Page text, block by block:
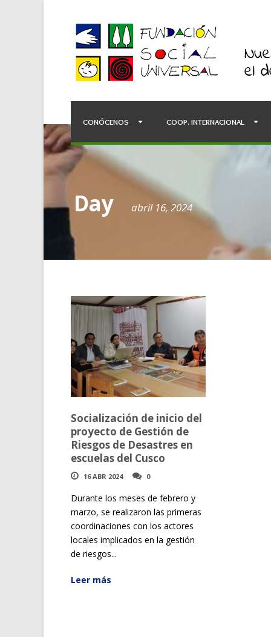
CONÓCENOS COOP. INTERNACIONAL
Day abril 16, 2024
Socialización de inicio del
proyecto de Gestión de
Riesgos de Desastres en
escuelas del Cusco
16 ABR 2024 0
Durante los meses de febrero y
marzo, se realizaron las primeras
coordinaciones con los actores
locales implicados en la gestión
de riesgos...
Leer más